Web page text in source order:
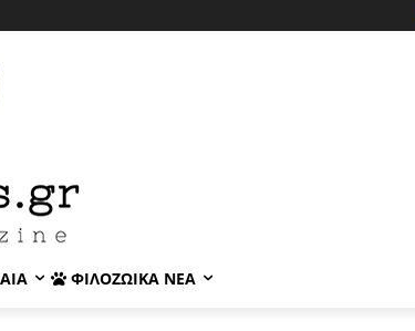
ΦΙΛΟΖΩΙΚΆ ΝΈΑ